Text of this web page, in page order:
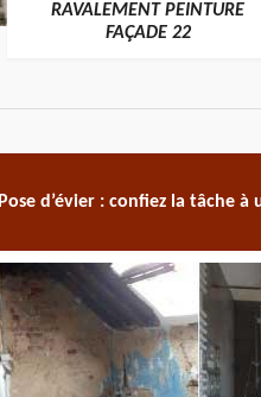
RAVALEMENT PEINTURE
FAÇADE 22
Pose d’évier : confiez la tâche à